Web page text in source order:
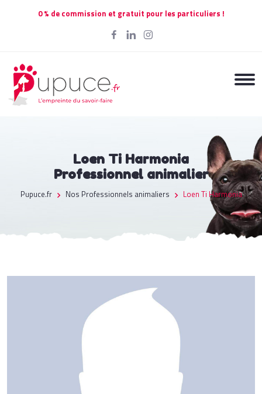
0 % de commission et gratuit pour les particuliers !
Loen Ti Harmonia
Professionnel animalier
Pupuce.fr Nos Professionnels animaliers Loen Ti Harmonia